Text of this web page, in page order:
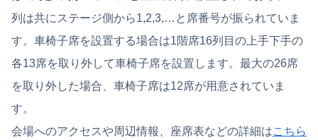
列は共にステージ側から1,2,3,…と席番号が振られていま
す。車椅子席を設置する場合は1階席16列目の上手下手の
各13席を取り外して車椅子席を設置します。最大の26席
を取り外した場合、車椅子席は12席が用意されていま
す。
会場へのアクセスや周辺情報、座席表などの詳細はこちら